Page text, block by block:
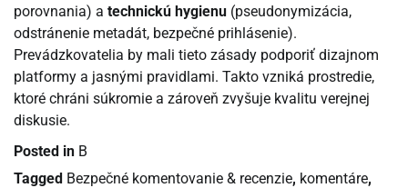
porovnania) a technickú hygienu (pseudonymizácia,
odstránenie metadát, bezpečné prihlásenie).
Prevádzkovatelia by mali tieto zásady podporiť dizajnom
platformy a jasnými pravidlami. Takto vzniká prostredie,
ktoré chráni súkromie a zároveň zvyšuje kvalitu verejnej
diskusie.
Posted in B
Tagged Bezpečné komentovanie & recenzie, komentáre,